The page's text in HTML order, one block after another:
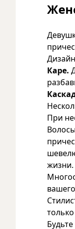
Каре.
При
жизни.